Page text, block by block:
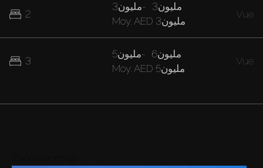
2
3
3مليون-
3مليون
Moy.
AED 3مليون
Vue
5مليون-
6مليون
Moy.
AED 5مليون
Vue